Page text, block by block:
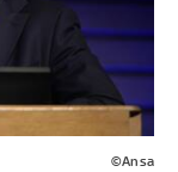
©Ansa